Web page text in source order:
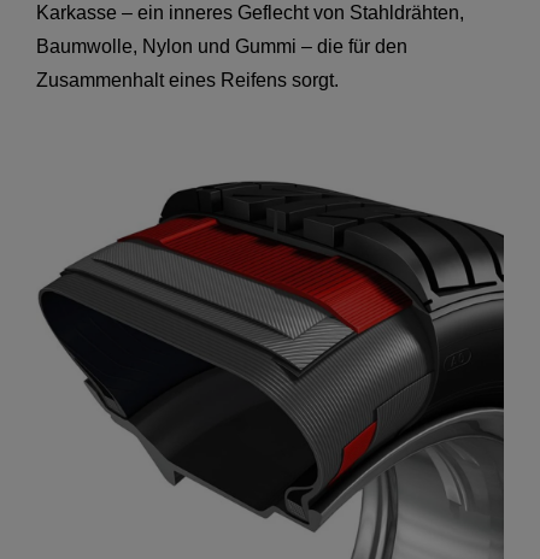
Karkasse – ein inneres Geflecht von Stahldrähten,
Baumwolle, Nylon und Gummi – die für den
Zusammenhalt eines Reifens sorgt.